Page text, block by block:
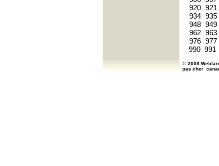
920 921
934 935
948 949
962 963
976 977
990 991
© 2008
pas cher